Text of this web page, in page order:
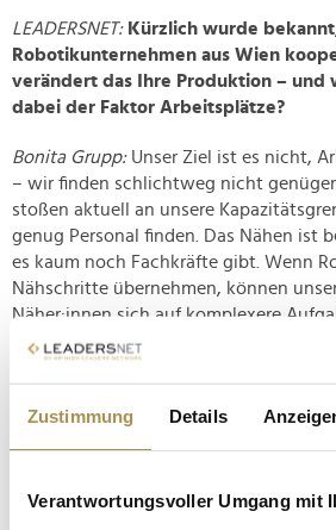
Zustimmung Details
Verantwortungsvoller Umgang mit
LEADERSNET: Kürzlich wurde
Robotikunternehmen aus Wien
verändert das Ihre Produktion – und
dabei der Faktor Arbeitsplätze?
Bonita Grupp:Unser Ziel ist es nicht,
– wir finden schlichtweg nicht
stoßen aktuell an unsere
genug Personal finden. Das Nähen ist
es kaum noch Fachkräfte gibt. Wenn
Nähschritte übernehmen, können
Näher:innen sich auf komplexere
Noch befinden sich die Nähroboter in
setzen große Hoffnungen in diese
LEADERSNET: Der Modeschöpfer Karl
auch stilprägend zu bleiben?